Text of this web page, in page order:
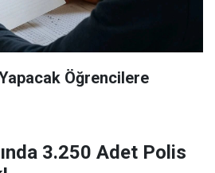
Öğrencilere
3.250 Adet Polis